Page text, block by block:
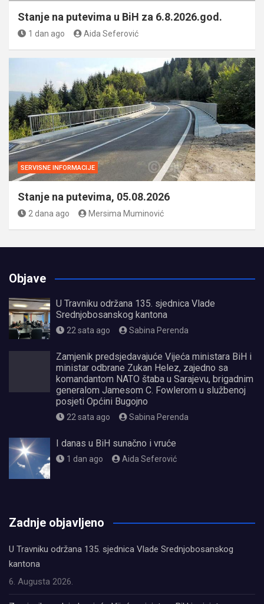
Stanje na putevima u BiH za 6.8.2026.god.
1 dan ago Aida Seferović
SERVISNE INFORMACIJE
Stanje na putevima, 05.08.2026
2 dana ago Mersima Muminović
Objave
U Travniku održana 135. sjednica Vlade
Srednjobosanskog kantona
22 sata ago Sabina Perenda
Zamjenik predsjedavajuće Vijeća ministara BiH i
ministar odbrane Zukan Helez, zajedno sa
komandantom NATO štaba u Sarajevu, brigadnim
generalom Jamesom C. Fowlerom u službenoj
posjeti Općini Bugojno
22 sata ago Sabina Perenda
I danas u BiH sunačno i vruće
1 dan ago Aida Seferović
Zadnje objavljeno
U Travniku održana 135. sjednica Vlade Srednjobosanskog
kantona
6. Augusta 2026.